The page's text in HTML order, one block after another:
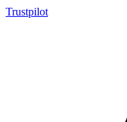
Trustpilot